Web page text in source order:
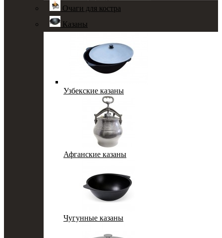
Очаги для костра
Казаны
Узбекские казаны
Афганские казаны
Чугунные казаны